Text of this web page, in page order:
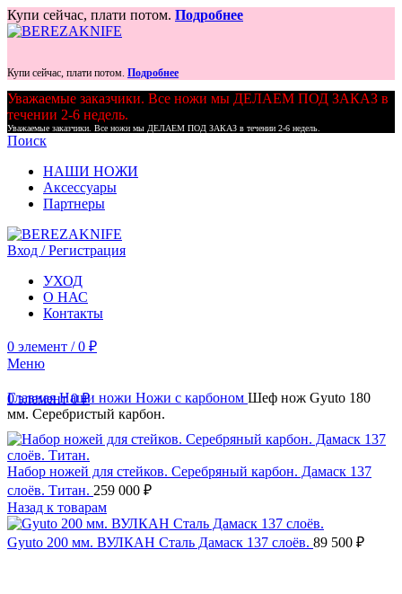
Купи сейчас, плати потом. Подробнее
Купи сейчас, плати потом. Подробнее
Уважаемые заказчики. Все ножи мы ДЕЛАЕМ ПОД ЗАКАЗ в
течении 2-6 недель.
Уважаемые заказчики. Все ножи мы ДЕЛАЕМ ПОД ЗАКАЗ в течении 2-6 недель.
Поиск
НАШИ НОЖИ
Аксессуары
Партнеры
Вход / Регистрация
УХОД
О НАС
Контакты
0 элемент / 0 ₽
Меню
0элемент 0₽
ГлавнаяНаши ножи Ножи с карбоном Шеф нож Gyuto 180
мм. Серебристый карбон.
Набор ножей для стейков. Серебряный карбон. Дамаск 137
слоёв. Титан. 259 000 ₽
Назад к товарам
Gyuto 200 мм. ВУЛКАН Сталь Дамаск 137 слоёв. 89 500 ₽